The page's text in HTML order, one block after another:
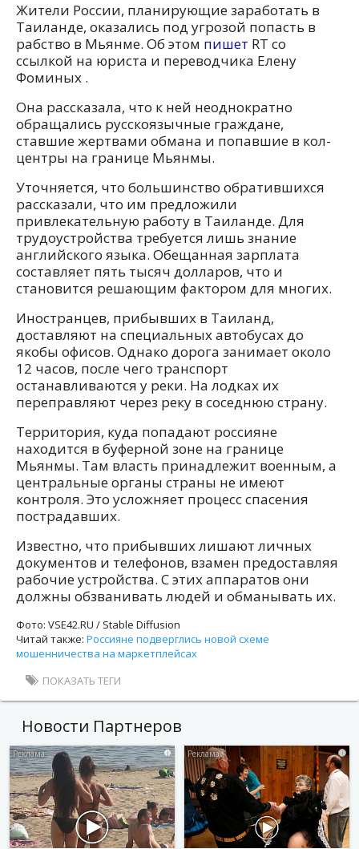
Жители России, планирующие заработать в
Таиланде, оказались под угрозой попасть в
рабство в Мьянме. Об этом пишет RT со
ссылкой на юриста и переводчика Елену
Фоминых .
Она рассказала, что к ней неоднократно
обращались русскоязычные граждане,
ставшие жертвами обмана и попавшие в кол-
центры на границе Мьянмы.
Уточняется, что большинство обратившихся
рассказали, что им предложили
привлекательную работу в Таиланде. Для
трудоустройства требуется лишь знание
английского языка. Обещанная зарплата
составляет пять тысяч долларов, что и
становится решающим фактором для многих.
Иностранцев, прибывших в Таиланд,
доставляют на специальных автобусах до
якобы офисов. Однако дорога занимает около
12 часов, после чего транспорт
останавливаются у реки. На лодках их
переправляют через реку в соседнюю страну.
Территория, куда попадают россияне
находится в буферной зоне на границе
Мьянмы. Там власть принадлежит военным, а
центральные органы страны не имеют
контроля. Это усложняет процесс спасения
пострадавших.
Известно, что прибывших лишают личных
документов и телефонов, взамен предоставляя
рабочие устройства. С этих аппаратов они
должны обзванивать людей и обманывать их.
Фото: VSE42.RU / Stable Diffusion
Читай также: Россияне подверглись новой схеме
мошенничества на маркетплейсах
ПОКАЗАТЬ ТЕГИ
Новости Партнеров
i i